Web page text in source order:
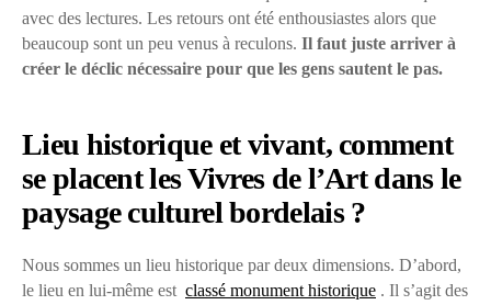
avec des lectures. Les retours ont été enthousiastes alors que
beaucoup sont un peu venus à reculons. Il faut juste arriver à
créer le déclic nécessaire pour que les gens sautent le pas.
Lieu historique et vivant, comment
se placent les Vivres de l’Art dans le
paysage culturel bordelais ?
Nous sommes un lieu historique par deux dimensions. D’abord,
le lieu en lui-même est classé monument historique . Il s’agit des